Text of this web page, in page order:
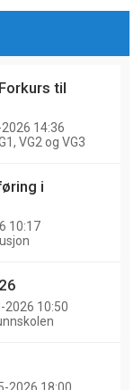
til
14:36
VG2 og VG3
i
10:17
2026 10:50
2026 18:00